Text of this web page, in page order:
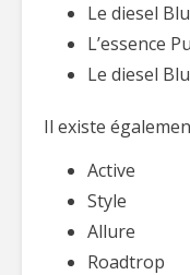
Le diesel
L’essence
Le diesel
Il existe
Active
Style
Allure
Roadtrop